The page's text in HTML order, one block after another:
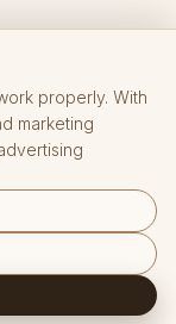
reserved.
properly. With
marketing